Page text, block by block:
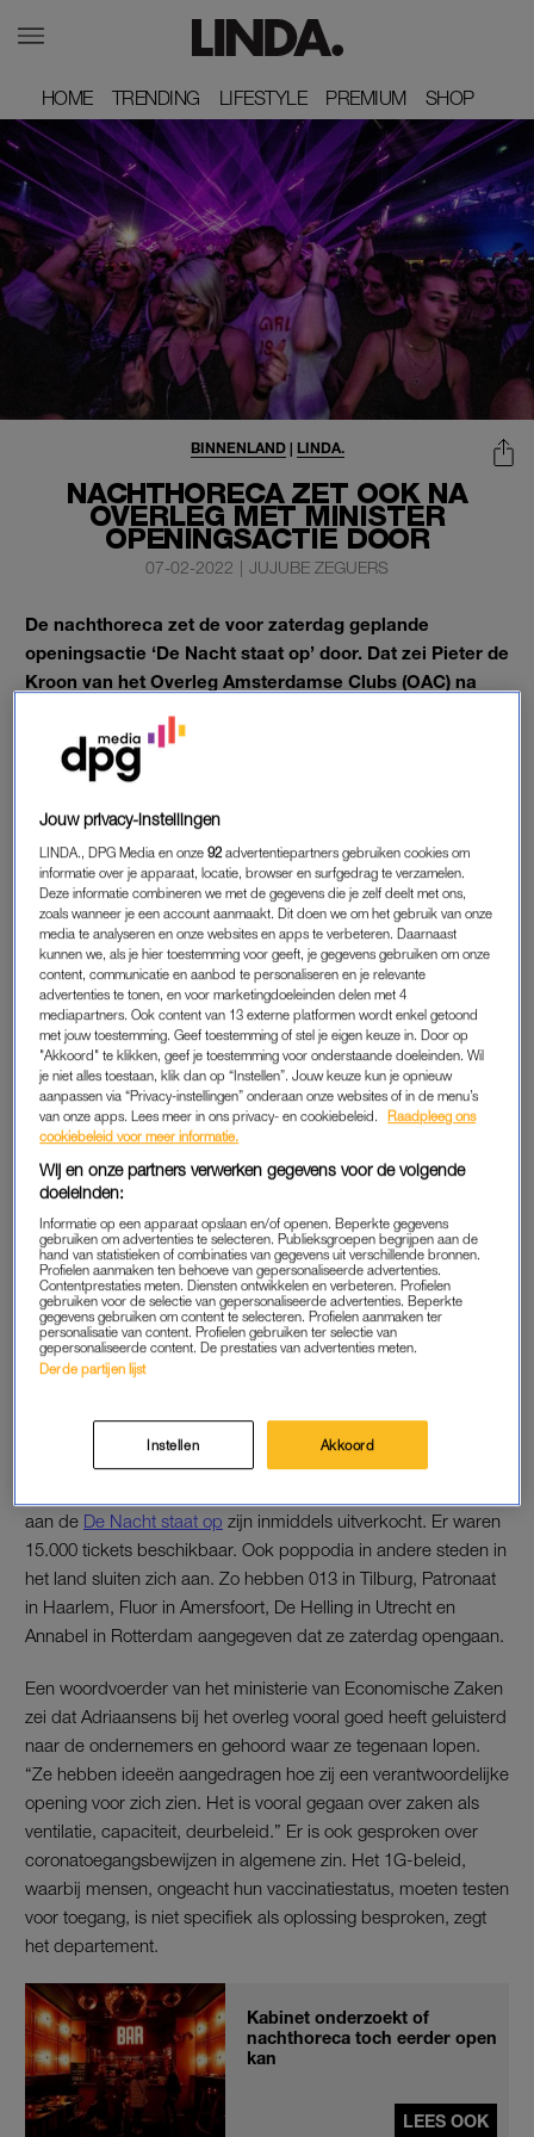
HOME
HOME TRENDING
TRENDING LIFESTYLE
LIFESTYLE PREMIUM
PREMIUM SHOP
SHOP
NACHTHORECA ZET OOK NA
OVERLEG MET MINISTER
OPENINGSACTIE DOOR
BINNENLAND| LINDA.
07-02-2022 | JUJUBE ZEGUERS
De nachthoreca zet de voor zaterdag geplande
openingsactie ‘De Nacht staat op’ door. Dat zei Pieter de
Kroon van het Overleg Amsterdamse Clubs (OAC) na
Economische Zaken.
De clubs openen de deuren omdat ze het er niet mee eens
zijn dat ze al zo lang dicht moeten blijven vanwege de
coronamaatregelen.
NACHTHORECA
De actie werd vorige week aangekondigd door
brancheorganisatie Nachtbelang en het OAC. De
initiatiefnemers zeggen het zat te zijn dat bij de plannen van
het kabinet om de samenleving te heropenen niet aan het
nachtleven wordt gedacht. Volgens de nu geldende regels
moet de horeca om 22.00 uur sluiten en is een zitplaats
verplicht.
Adriaansens zei eerder al dat er voor het weegmoment van 15
waarschuwde ze dat ondernemers die zich niet aan de regels
houden een boete riskeren. Volgens De Kroon wil de minister
vrijdag wel “iets van perspectief bieden” voor de nachthoreca.
Hij spreekt van een “goed gesprek” met de minister.
Adriaansens heeft aangegeven “haar best te willen doen” voor
de sector, laat haar ministerie weten.
DE NACHT STAAT OP
aan de De Nacht staat op zijn inmiddels uitverkocht. Er waren
15.000 tickets beschikbaar. Ook poppodia in andere steden in
het land sluiten zich aan. Zo hebben 013 in Tilburg, Patronaat
in Haarlem, Fluor in Amersfoort, De Helling in Utrecht en
Annabel in Rotterdam aangegeven dat ze zaterdag opengaan.
Een woordvoerder van het ministerie van Economische Zaken
zei dat Adriaansens bij het overleg vooral goed heeft geluisterd
naar de ondernemers en gehoord waar ze tegenaan lopen.
“Ze hebben ideeën aangedragen hoe zij een verantwoordelijke
opening voor zich zien. Het is vooral gegaan over zaken als
ventilatie, capaciteit, deurbeleid.” Er is ook gesproken over
coronatoegangsbewijzen in algemene zin. Het 1G-beleid,
waarbij mensen, ongeacht hun vaccinatiestatus, moeten testen
voor toegang, is niet specifiek als oplossing besproken, zegt
het departement.
Kabinet onderzoekt of
nachthoreca toch eerder open
kan
LEES OOK
Jouw privacy-instellingen
LINDA., DPG Media en onze92 advertentiepartners gebruiken cookies om
informatie over je apparaat, locatie, browser en surfgedrag te verzamelen.
Deze informatie combineren we met de gegevens die je zelf deelt met ons,
zoals wanneer je een account aanmaakt. Dit doen we om het gebruik van onze
media te analyseren en onze websites en apps te verbeteren. Daarnaast
kunnen we, als je hier toestemming voor geeft, je gegevens gebruiken om onze
content, communicatie en aanbod te personaliseren en je relevante
advertenties te tonen, en voor marketingdoeleinden delen met 4
mediapartners. Ook content van 13 externe platformen wordt enkel getoond
met jouw toestemming. Geef toestemming of stel je eigen keuze in. Door op
"Akkoord" te klikken, geef je toestemming voor onderstaande doeleinden. Wil
je niet alles toestaan, klik dan op “Instellen”. Jouw keuze kun je opnieuw
aanpassen via “Privacy-instellingen” onderaan onze websites of in de menu’s
van onze apps. Lees meer in ons privacy- en cookiebeleid.
Raadpleeg ons
cookiebeleid voor meer informatie.
Wij en onze partners verwerken gegevens voor de volgende
doeleinden:
Informatie op een apparaat opslaan en/of openen. Beperkte gegevens
gebruiken om advertenties te selecteren. Publieksgroepen begrijpen aan de
hand van statistieken of combinaties van gegevens uit verschillende bronnen.
Profielen aanmaken ten behoeve van gepersonaliseerde advertenties.
Contentprestaties meten. Diensten ontwikkelen en verbeteren. Profielen
gebruiken voor de selectie van gepersonaliseerde advertenties. Beperkte
gegevens gebruiken om content te selecteren. Profielen aanmaken ter
personalisatie van content. Profielen gebruiken ter selectie van
gepersonaliseerde content. De prestaties van advertenties meten.
Derde partijen lijst
Instellen Akkoord